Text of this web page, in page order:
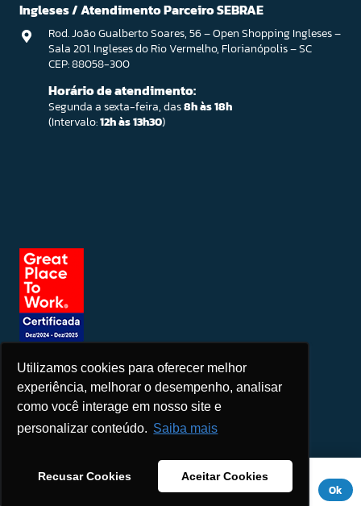
Utilizamos cookies para oferecer melhor
experiência, melhorar o desempenho, analisar
como você interage em nosso site e
personalizar conteúdo. Saiba mais
Recusar Cookies Aceitar Cookies
Ingleses / Atendimento Parceiro SEBRAE
Rod. João Gualberto Soares, 56 – Open Shopping Ingleses –
Sala 201. Ingleses do Rio Vermelho, Florianópolis – SC
CEP: 88058-300
Horário de atendimento:
Segunda a sexta-feira, das8h às 18h
(Intervalo:12h às 13h30)
Seja um patrocinador
Este site usa cookies para melhorar sua experiência. Se você
continuar a usar este site, você concorda com ele.Aviso de
Ok